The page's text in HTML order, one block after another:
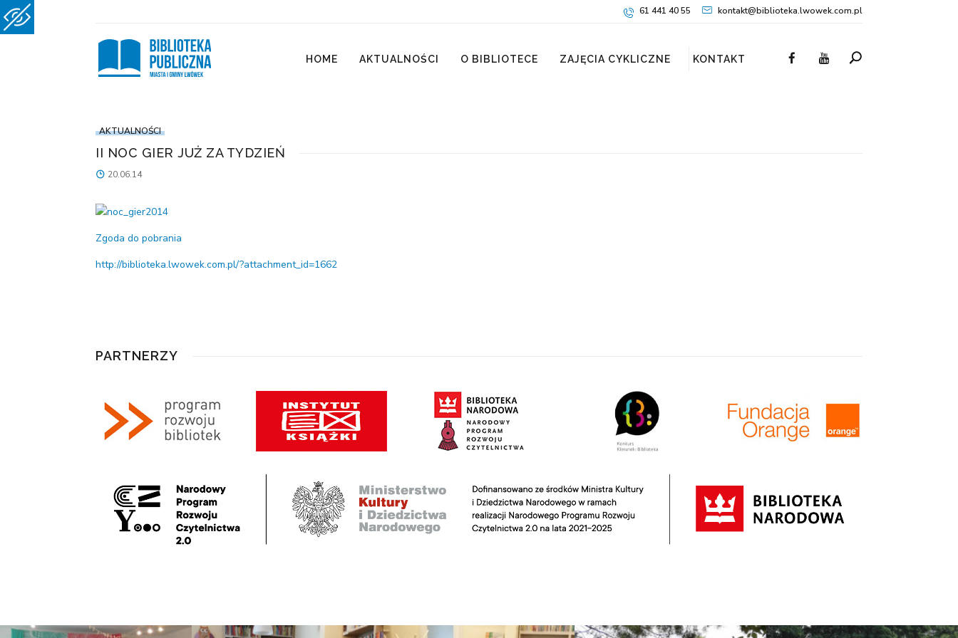
61 441 40 55 kontakt@biblioteka.lwowek.com.pl
HOME AKTUALNOŚCI O BIBLIOTECE ZAJĘCIA CYKLICZNE KONTAKT
AKTUALNOŚCI
II NOC GIER JUŻ ZA TYDZIEŃ
20.06.14
Zgoda do pobrania
http://biblioteka.lwowek.com.pl/?attachment_id=1662
PARTNERZY